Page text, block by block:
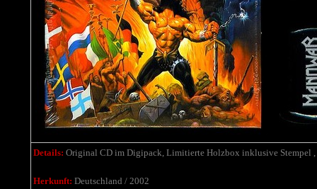
Details: Original CD im Digipack, Limitierte Holzbox inklusive Stempel
Herkunft: Deutschland / 2002